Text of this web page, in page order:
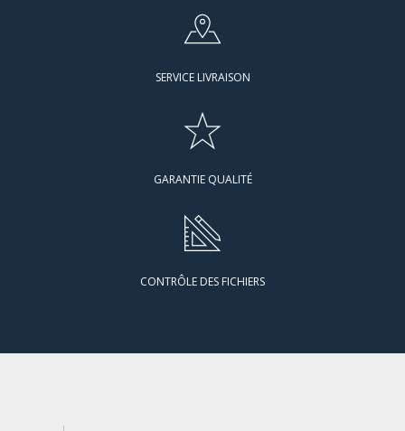
SERVICE LIVRAISON
GARANTIE QUALITÉ
CONTRÔLE DES FICHIERS